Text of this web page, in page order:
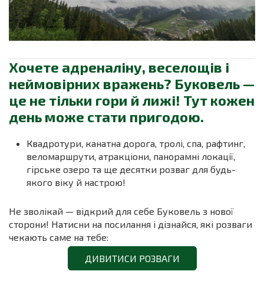
Хочете адреналіну, веселощів і
неймовірних вражень? Буковель —
це не тільки гори й лижі! Тут кожен
день може стати пригодою.
Квадротури, канатна дорога, тролі, спа, рафтинг,
веломаршрути, атракціони, панорамні локації,
гірське озеро та ще десятки розваг для будь-
якого віку й настрою!
Не зволікай — відкрий для себе Буковель з нової
сторони! Натисни на посилання і дізнайся, які розваги
чекають саме на тебе:
ДИВИТИСИ РОЗВАГИ